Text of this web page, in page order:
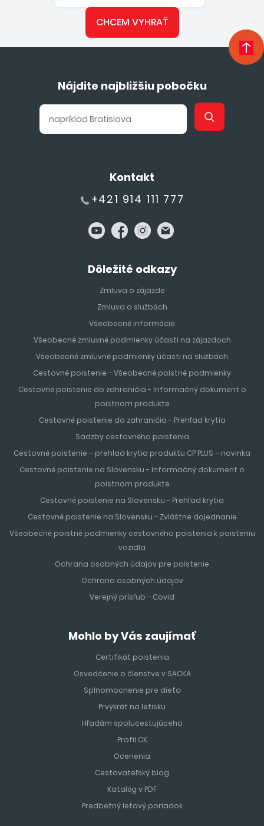
CHCEM VYHRAŤ
Nájdite najbližšiu pobočku
Kontakt
+421 914 111 777
Dôležité odkazy
Zmluva o zájazde
Zmluva o službách
Všeobecné informácie
Všeobecné zmluvné podmienky účasti na zájazdoch
Všeobecné zmluvné podmienky účasti na službách
Cestovné poistenie - Všeobecné poistné podmienky
Cestovné poistenie do zahraničia - Informačný dokument o
poistnom produkte
Cestovné poistenie do zahraničia - Prehľad krytia
Sadzby cestovného poistenia
Cestovné poistenie – prehlad krytia produktu CP PLUS – novinka
Cestovné poistenie na Slovensku - Informačný dokument o
poistnom produkte
Cestovné poistenie na Slovensku - Prehľad krytia
Cestovné poistenie na Slovensku - Zvláštne dojednanie
Všeobecné poistné podmienky cestovného poistenia k poisteniu
vozidla
Ochrana osobných údajov pre poistenie
Ochrana osobných údajov
Verejný prísľub - Covid
Mohlo by Vás zaujímať
Certifikát poistenia
Osvedčenie o členstve v SACKA
Splnomocnenie pre dieťa
Prvýkrát na letisku
Hľadám spolucestujúceho
Profil CK
Ocenenia
Cestovateľský blog
Katalóg v PDF
Predbežný letový poriadok